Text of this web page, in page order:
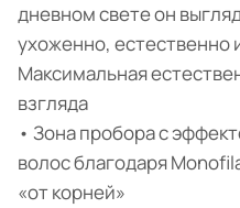
дневном свете он
ухоженно, естественно
Максимальная
взгляда
• Зона пробора с
волос благодаря
«от корней»